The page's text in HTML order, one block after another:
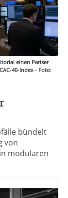
einen Pariser
40-Index - Foto:
bündelt
von
modularen